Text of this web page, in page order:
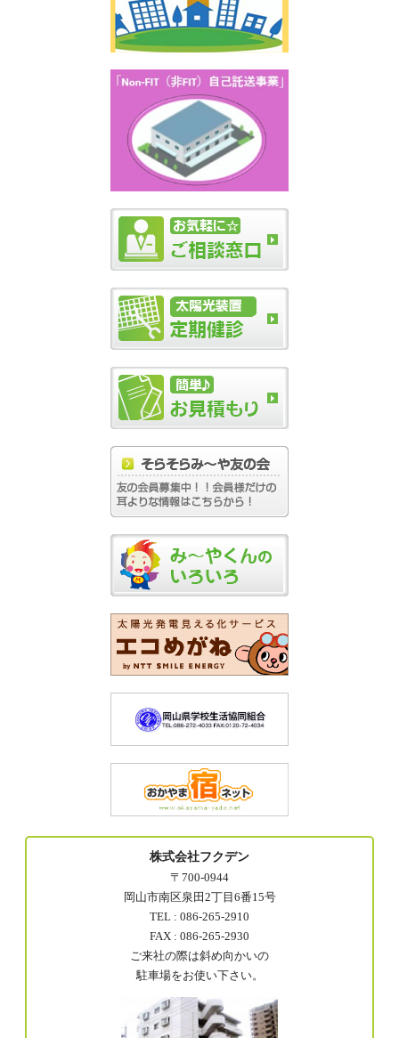
株式会社フクデン
〒700-0944
岡山市南区泉田2丁目6番15号
TEL : 086-265-2910
FAX : 086-265-2930
ご来社の際は斜め向かいの
駐車場をお使い下さい。